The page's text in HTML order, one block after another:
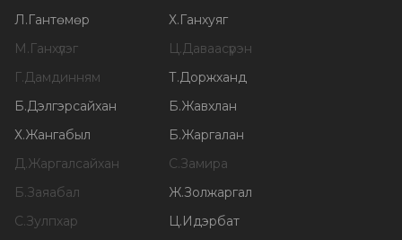
Л.Гантөмөр Х.Ганхуяг
М.Ганхүлэг Ц.Даваасүрэн
Г.Дамдинням Т.Доржханд
Б.Дэлгэрсайхан Б.Жавхлан
Х.Жангабыл Б.Жаргалан
Д.Жаргалсайхан С.Замира
Б.Заяабал Ж.Золжаргал
С.Зулпхар Ц.Идэрбат